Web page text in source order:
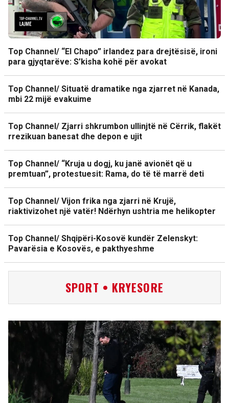
Top Channel/ “El Chapo” irlandez para drejtësisë, ironi
para gjyqtarëve: S’kisha kohë për avokat
Top Channel/ Situatë dramatike nga zjarret në Kanada,
mbi 22 mijë evakuime
Top Channel/ Zjarri shkrumbon ullinjtë në Cërrik, flakët
rrezikuan banesat dhe depon e ujit
Top Channel/ “Kruja u dogj, ku janë avionët që u
premtuan”, protestuesit: Rama, do të të marrë deti
Top Channel/ Vijon frika nga zjarri në Krujë,
riaktivizohet një vatër! Ndërhyn ushtria me helikopter
Top Channel/ Shqipëri-Kosovë kundër Zelenskyt:
Pavarësia e Kosovës, e pakthyeshme
SPORT • KRYESORE